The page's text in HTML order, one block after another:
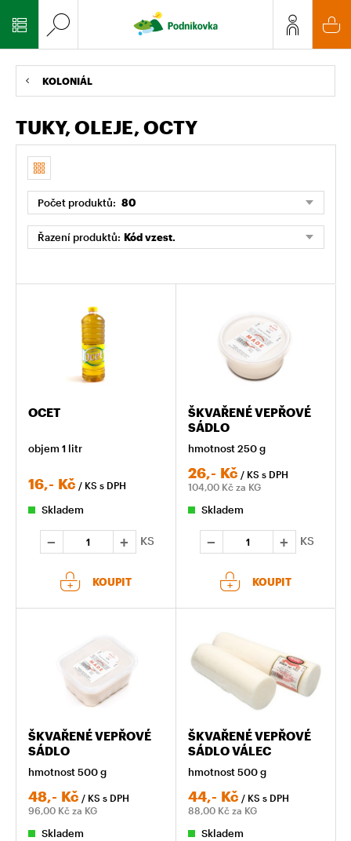
KOLONIÁL
TUKY, OLEJE, OCTY
Počet produktů: 80
Řazení produktů: Kód vzest.
OCET
objem 1 litr
16,- Kč / KS s DPH
Skladem
KS
KOUPIT
ŠKVAŘENÉ VEPŘOVÉ
SÁDLO
hmotnost 250 g
26,- Kč / KS s DPH
104,00 Kč za KG
Skladem
KS
KOUPIT
ŠKVAŘENÉ VEPŘOVÉ
SÁDLO
hmotnost 500 g
48,- Kč / KS s DPH
96,00 Kč za KG
Skladem
ŠKVAŘENÉ VEPŘOVÉ
SÁDLO VÁLEC
hmotnost 500 g
44,- Kč / KS s DPH
88,00 Kč za KG
Skladem